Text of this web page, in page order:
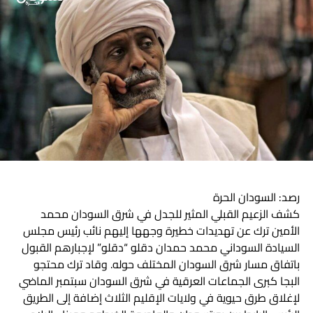
هاشتاق ذات صله :
التالي
مرافعات أشرف خليل .. صباح زاه .. مساء ود الفكي
لا تفوت
وفد حكومي إلـى بورتسودان لمقابلة ترك
رصد: السودان الحرة
كشف الزعيم القبلي المثير للجدل في شرق السودان محمد
الأمين ترك عن تهديدات خطيرة وجهها إليهم نائب رئيس مجلس
السيادة السوداني محمد حمدان دقلو “دقلو” لإجبارهم القبول
باتفاق مسار شرق السودان المختلف حوله. وقاد ترك محتجو
البجا كبرى الجماعات العرقية في شرق السودان سبتمبر الماضي
لإغلاق طرق حيوية في ولايات الإقليم الثلاث إضافة إلى الطريق